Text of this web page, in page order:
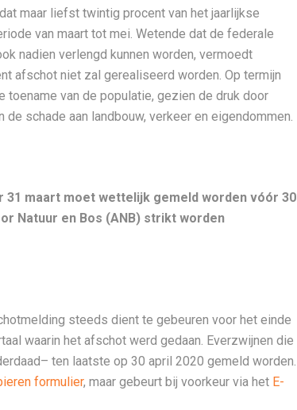
maar liefst twintig procent van het jaarlijkse
van maart tot mei. Wetende dat de federale
nadien verlengd kunnen worden, vermoedt
afschot niet zal gerealiseerd worden. Op termijn
van de populatie, gezien de druk door
schade aan landbouw, verkeer en eigendommen.
maart moet wettelijk gemeld worden vóór 30
Natuur en Bos (ANB) strikt worden
steeds dient te gebeuren voor het einde
waarin het afschot werd gedaan. Everzwijnen die
ten laatste op 30 april 2020 gemeld worden.
formulier, maar gebeurt bij voorkeur via het E-